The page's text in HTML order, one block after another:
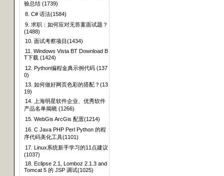
验总结 (1739)
8. C# 语法(1584)
9. 求职：如何应对无答案面试题？
(1488)
10. 面试考察项目(1434)
11. Windows Vista BT Download B
T下载 (1424)
12. Python编程金典示例代码 (137
0)
13. 如何做好网页色彩的搭配？(13
19)
14. 上海明星软件企业、优秀软件
产品名单揭晓 (1266)
15. WebGis ArcGis 配置(1214)
16. C Java PHP Perl Python 的程
序代码美化工具(1101)
17. Linux系统新手学习的11点建议
(1037)
18. Eclipse 2.1, Lomboz 2.1.3 and
Tomcat 5 的 JSP 调试(1025)